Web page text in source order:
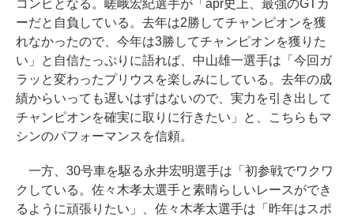
コンビとなる。嵯峨宏紀選手が「apr史上、最強のGTカ
ーだと自負している。去年は2勝してチャンピオンを獲
れなかったので、今年は3勝してチャンピオンを獲りた
い」と自信たっぷりに語れば、中山雄一選手は「今回ガ
ラッと変わったプリウスを楽しみにしている。去年の成
績からいっても遅いはずはないので、実力を引き出して
チャンピオンを確実に取りに行きたい」と、こちらもマ
シンのパフォーマンスを信頼。
一方、30号車を駆る永井宏明選手は「初参戦でワクワ
クしている。佐々木孝太選手と素晴らしいレースができ
るように頑張りたい」、佐々木孝太選手は「昨年はスポ